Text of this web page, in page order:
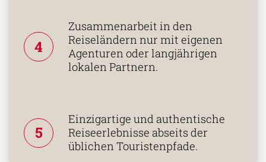
4
Zusammenarbeit in den
Reiseländern nur mit eigenen
Agenturen oder langjährigen
lokalen Partnern.
5
Einzigartige und authentische
Reiseerlebnisse abseits der
üblichen Touristenpfade.